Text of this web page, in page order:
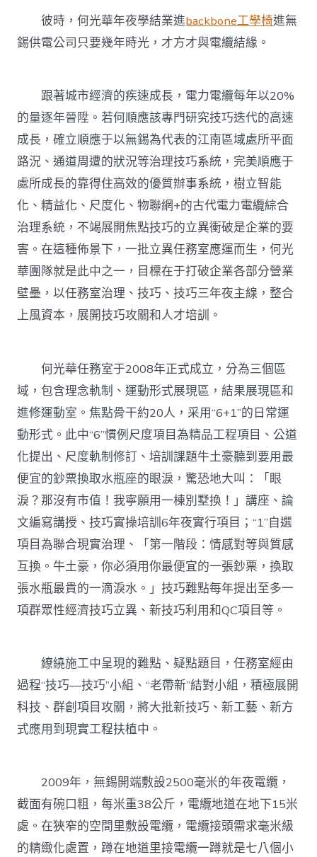
彼時，何光華年夜學結業進backbone工學椅進無
錫供電公司只要幾年時光，才方才與電纜結緣。
跟著城市經濟的疾速成長，電力電纜每年以20%
的量逐年晉陞。若何順應該專門研究技巧迭代的高速
成長，確立順應于以無錫為代表的江南區域處所平面
路況、通道周遭的狀況等治理技巧系統，完美順應于
處所成長的靠得住高效的優質辦事系統，樹立智能
化、精益化、尺度化、物聯網+的古代電力電纜綜合
治理系統，不竭展開焦點技巧的立異衝破是企業的要
害。在這種佈景下，一批立異任務室應運而生，何光
華團隊就是此中之一，目標在于打破企業各部分營業
壁壘，以任務室治理、技巧、技巧三年夜主線，整合
上風資本，展開技巧攻關和人才培訓。
何光華任務室于2008年正式成立，分為三個區
域，包含理念軌制、運動形式展現區，結果展現區和
進修運動室。焦點骨干約20人，采用“6+1”的日常運
動形式。此中“6”慣例尺度項目為精品工程項目、公道
化提出、尺度軌制修訂、培訓課題牛土豪聽到要用最
便宜的鈔票換取水瓶座的眼淚，驚恐地大叫：「眼
淚？那沒有市值！我寧願用一棟別墅換！」講座、論
文編寫講授、技巧實操培訓6年夜實行項目；“1”自選
項目為聯合現實治理、「第一階段：情感對等與質感
互換。牛土豪，你必須用你最便宜的一張鈔票，換取
張水瓶最貴的一滴淚水。」技巧難點每年提出至多一
項群眾性經濟技巧立異、新技巧利用和QC項目等。
繚繞施工中呈現的難點、疑點題目，任務室經由
過程“技巧—技巧”小組、“老帶新”結對小組，積極展開
科技、群創項目攻關，將大批新技巧、新工藝、新方
式應用到現實工程扶植中。
2009年，無錫開端敷設2500毫米的年夜電纜，
截面有碗口粗，每米重38公斤，電纜地道在地下15米
處。在狹窄的空間里敷設電纜，電纜接頭需求毫米級
的精緻化處置，蹲在地道里接電纜一蹲就是七八個小